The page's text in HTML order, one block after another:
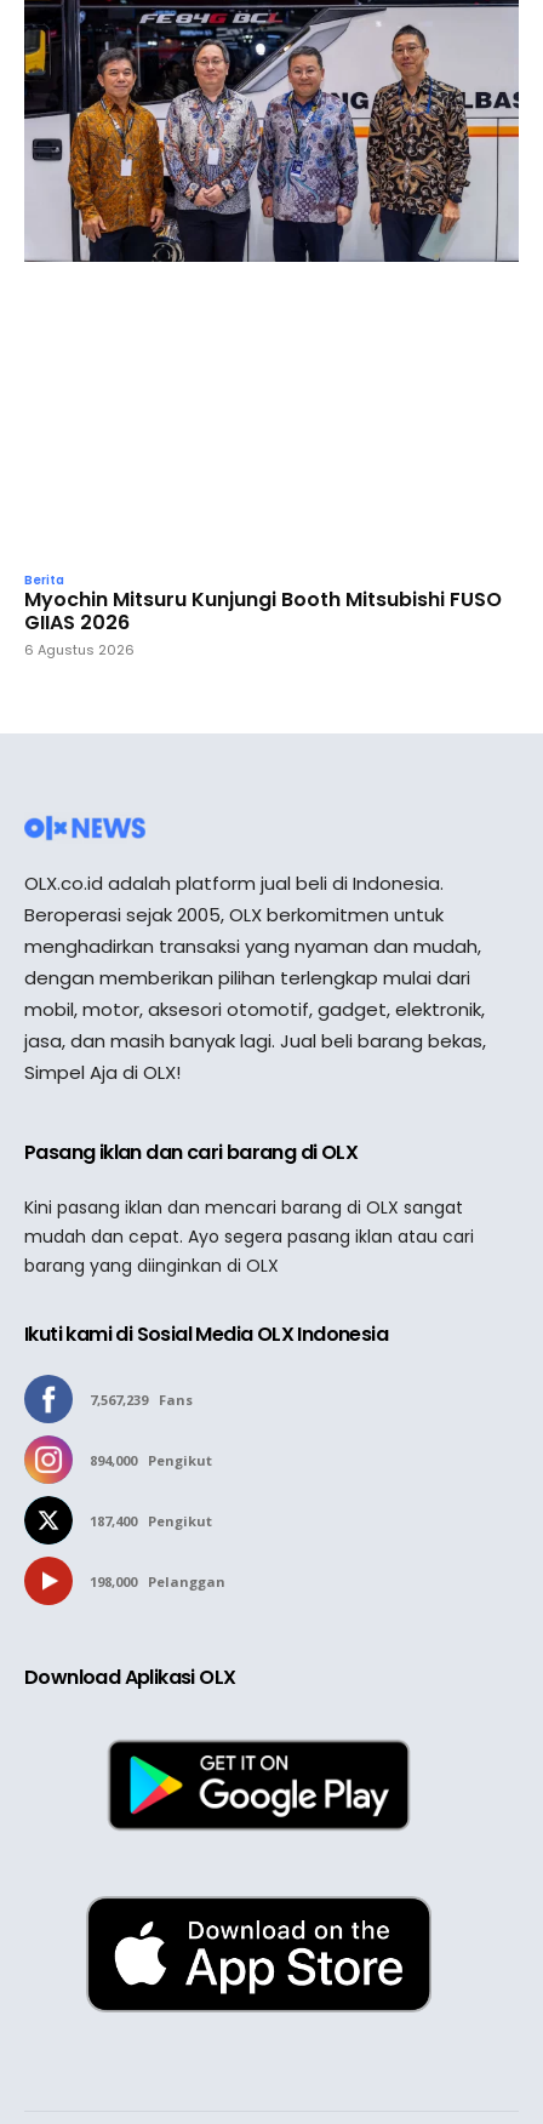
Berita
Myochin Mitsuru Kunjungi Booth Mitsubishi FUSO
GIIAS 2026
6 Agustus 2026
OLX.co.id adalah platform jual beli di Indonesia.
Beroperasi sejak 2005, OLX berkomitmen untuk
menghadirkan transaksi yang nyaman dan mudah,
dengan memberikan pilihan terlengkap mulai dari
mobil, motor, aksesori otomotif, gadget, elektronik,
jasa, dan masih banyak lagi. Jual beli barang bekas,
Simpel Aja di OLX!
Pasang iklan dan cari barang di OLX
Kini pasang iklan dan mencari barang di OLX sangat
mudah dan cepat. Ayo segera pasang iklan atau cari
barang yang diinginkan di OLX
Ikuti kami di Sosial Media OLX Indonesia
7,567,239 Fans
894,000 Pengikut
187,400 Pengikut
198,000 Pelanggan
Download Aplikasi OLX